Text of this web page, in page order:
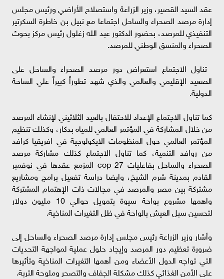
عقد السيد القصير، وزير الزراعة واستصلاح الأراضي ورئيس مجلس
إدارة مرصد الصحراء والساحل ‏اجتماعا مع نبيل بن خاطرة السكرتير
التنفيذي للمرصد، بحضور الدكتور عبد الله زغلول رئيس مركز بحوث
الصحراء والمنسق الوطني للمرصد.
‏ تناول الاجتماع استعراض دور مرصد الصحراء والساحل على
الصعيد الإقليمي والعالمي والذي شهد تطوراً كبيراً علي الساحة
الدولية.
كما تناول الاجتماع الإعداد للاحتفال بالعيد الثلاثيني لإنشاء المرصد
من خلال المشاركة في المؤتمر العالمي للمياه بدكار، وكذلك تنظيم
المؤتمر العالمي حول المنظومات الايكولوجية في افريقيا كرافد
من روافد التنمية، كما تناول الاجتماع كذلك مشاركة مرصد
الصحراء والساحل بفاعليات cop 27 المزمع عقدها في نوفمبر
القادم بمدينة شرم الشيخ، وايضا دراسة تفعيل برامج ومشاريع
مشتركة بين مصر والمرصد في مجالات ذات الإهتمام المشتركة
واهمها مشروع بواحة سيوة بتمويل حوالي 10 مليون دولار
لتحسين سبل العيش بالواحة في ظل التغيرات المناخية.
وأشار وزير الزراعة رئيس مجلس إدارة مرصد الصحراء والساحل إلى
ضرورة تعظيم دور المرصد وإيجاد حلول عملية لمواجهة التحديات
التي تواجه الدول الأعضاء ومن أهمها التغيرات المناخية وتأثيرها
على الأمن الغذائي كذلك مشكلة الجفاف والتصحر وملوحة التربة.